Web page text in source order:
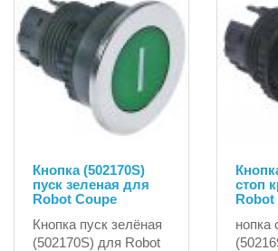
Кнопка (502170S)
пуск зеленая для
Robot Coupe
Кнопка пуск зелёная
(502170S) для Robot
стоп
Robot
нопка